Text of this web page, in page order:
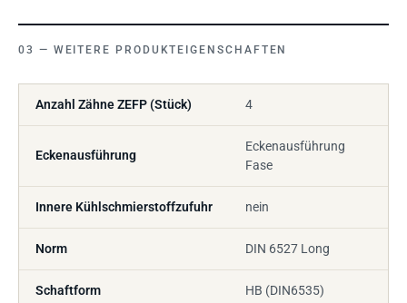
WEITERE PRODUKTEIGENSCHAFTEN
Anzahl Zähne ZEFP (Stück) 4
Eckenausführung
Eckenausführung
Fase
Innere Kühlschmierstoffzufuhr nein
Norm DIN 6527 Long
Schaftform HB (DIN6535)